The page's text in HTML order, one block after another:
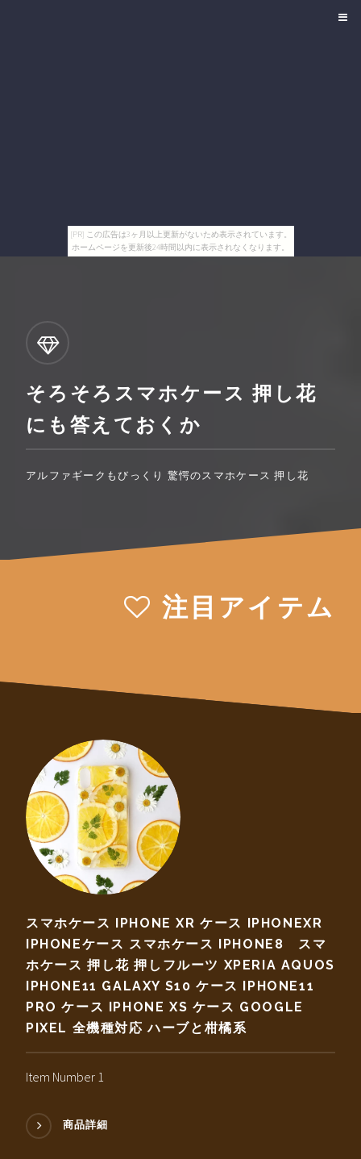
[PR] この広告は3ヶ月以上更新がないため表示されています。
ホームページを更新後24時間以内に表示されなくなります。
そろそろスマホケース 押し花
にも答えておくか
アルファギークもびっくり 驚愕のスマホケース 押し花
注目アイテム
スマホケース IPHONE XR ケース IPHONEXR
IPHONEケース スマホケース IPHONE8 スマ
ホケース 押し花 押しフルーツ XPERIA AQUOS
IPHONE11 GALAXY S10 ケース IPHONE11
PRO ケース IPHONE XS ケース GOOGLE
PIXEL 全機種対応 ハーブと柑橘系
Item Number 1
商品詳細